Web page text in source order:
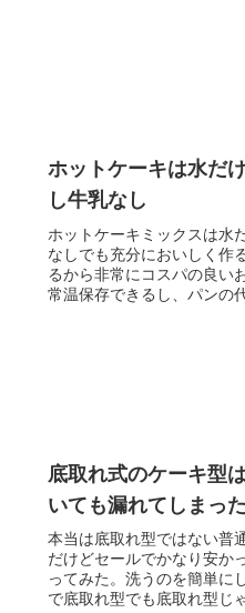
ホットケーキは水だ
し牛乳なし
ホットケーキミックスは水
なしでも充分においしく作
るから非常にコスパの良い
常温保存できるし、パンの
底取れ式のケーキ型
いても漏れてしまっ
本当は底取れ型ではない普
だけどセールでかなり安か
ってみた。洗うのを簡単に
で底取れ型でも底取れ型じ